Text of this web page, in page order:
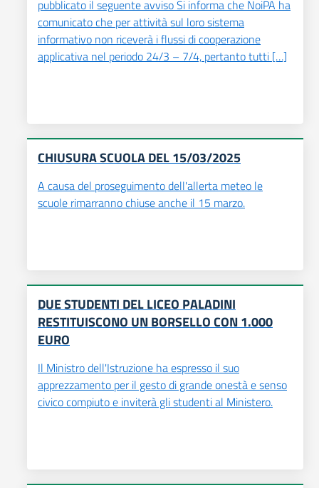
pubblicato il seguente avviso Si informa che NoiPA ha
comunicato che per attività sul loro sistema
informativo non riceverà i flussi di cooperazione
applicativa nel periodo 24/3 – 7/4, pertanto tutti […]
CHIUSURA SCUOLA DEL 15/03/2025
A causa del proseguimento dell'allerta meteo le
scuole rimarranno chiuse anche il 15 marzo.
DUE STUDENTI DEL LICEO PALADINI
RESTITUISCONO UN BORSELLO CON 1.000
EURO
Il Ministro dell'Istruzione ha espresso il suo
apprezzamento per il gesto di grande onestà e senso
civico compiuto e inviterà gli studenti al Ministero.